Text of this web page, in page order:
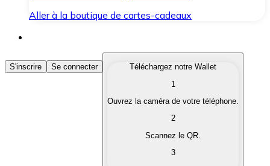
Aller à la boutique de cartes-cadeaux
Acheter des Cryptomonnaies
Achetez les cryptomonnaies qui vous intéressent
Convertissez vos cryptomonnaies en monnaie
S'inscrire Se connecter
Téléchargez notre Wallet
1
Ouvrez la caméra de votre téléphone.
2
Scannez le QR.
3